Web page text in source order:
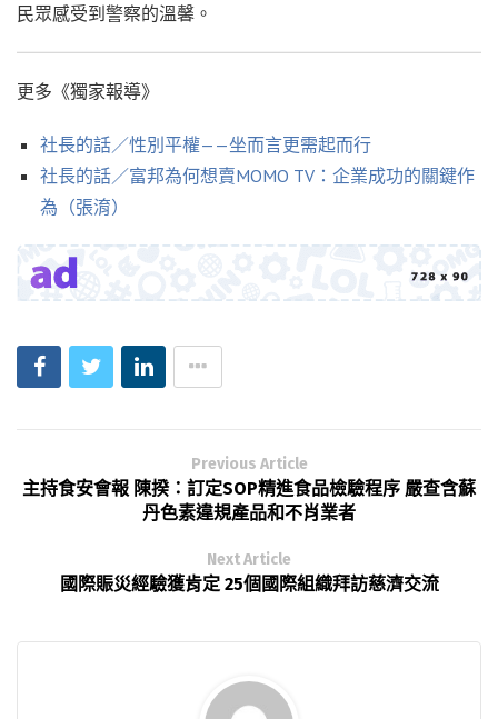
民眾感受到警察的溫馨。
更多《獨家報導》
社長的話／性別平權——坐而言更需起而行
社長的話／富邦為何想賣MOMO TV：企業成功的關鍵作
為（張淯）
Previous Article
主持食安會報 陳揆：訂定SOP精進食品檢驗程序 嚴查含蘇
丹色素違規產品和不肖業者
Next Article
國際賑災經驗獲肯定 25個國際組織拜訪慈濟交流